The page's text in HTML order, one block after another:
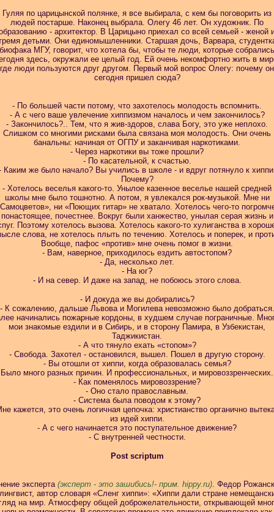
Гуляя по царицынской полянке, я все выбирала, с кем бы поговорить из
людей постарше. Наконец выбрала. Олегу 46 лет. Он художник. По
- архитектор. В Царицыно приехал со всей семьей - женой
детьми. Они единомышленники. Старшая дочь, Варвара,
биофака МГУ, говорит, что хотела бы, чтобы те люди, которые собрались
здесь, окружали ее целый год. Ей очень некомфортно жить в
где люди пользуются друг другом. Первый мой вопрос Олегу: почему он
сегодня пришел сюда?
- По большей части потому, что захотелось молодость вспомнить.
- А с чего ваше увлечение хиппизмом началось и чем закончилось?
- Закончилось?.. Тем, что я жив-здоров, слава Богу, это уже неплохо.
Слишком со многими рисками была связана моя молодость. Они очень
банальны: начиная от ОГПУ и заканчивая наркотиками.
- Через наркотики вы тоже прошли?
- По касательной, к счастью.
Каким же было начало? Вы учились в школе - и вдруг потянуло к
Почему?
- Хотелось веселья какого-то. Унылое казенное веселье нашей средней
школы мне было тошнотно. А потом, я увлекался рок-музыкой. Мне ни
ни «Поющих гитар» не хватало. Хотелось чего-то
понастоящее, почестнее. Вокруг были ханжество, унылая серая жизнь и
Поэтому хотелось вызова. Хотелось какого-то хулиганства в
слова, не хотелось плыть по течению. Хотелось и поперек, и
Вообще, пафос «против» мне очень помог в жизни.
- Вам, наверное, приходилось ездить автостопом?
- Да, несколько лет.
- На юг?
- И на север. И даже на запад, не побоюсь этого слова.
- И докуда же вы добирались?
- К сожалению, дальше Львова и Могилева невозможно было добраться.
начинались пожарные кордоны, в худшем случае пограничные.
мои знакомые ездили и в Сибирь, и в сторону Памира, в Узбекистан,
Таджикистан.
- А что тянуло ехать «стопом»?
- Свобода. Захотел - остановился, вышел. Пошел в другую сторону.
- Вы отошли от хиппи, когда образовалась семья?
много разных причин. И профессиональных, и
- Как поменялось мировоззрение?
- Оно стало православным.
- Система была поводом к этому?
кажется, это очень логичная цепочка: христианство органично
из идей хиппи.
- А с чего начинается это поступательное движение?
- С внутренней честности.
Post scriptum
эксперта (эксперт - это зашибись!- прим. hippy.ru). Федор
автор словаря «Сленг хиппи»: «Хиппи дали стране
на мир. Атмосферу общей доброжелательности, открывающей